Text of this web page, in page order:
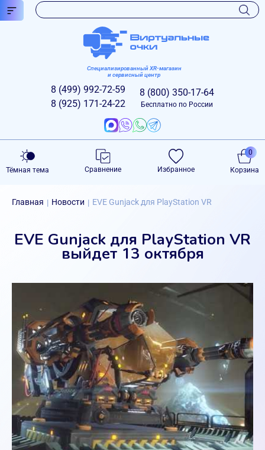
Специализированный XR-магазин
и сервисный центр
8 (499) 992-72-59
8 (925) 171-24-22
8 (800) 350-17-64
Бесплатно по России
Тёмная тема Сравнение Избранное Корзина
0
Главная | Новости | EVE Gunjack для PlayStation VR
EVE Gunjack для PlayStation VR
выйдет 13 октября